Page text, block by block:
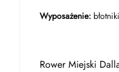
Wyposażenie:
Rower Miejski